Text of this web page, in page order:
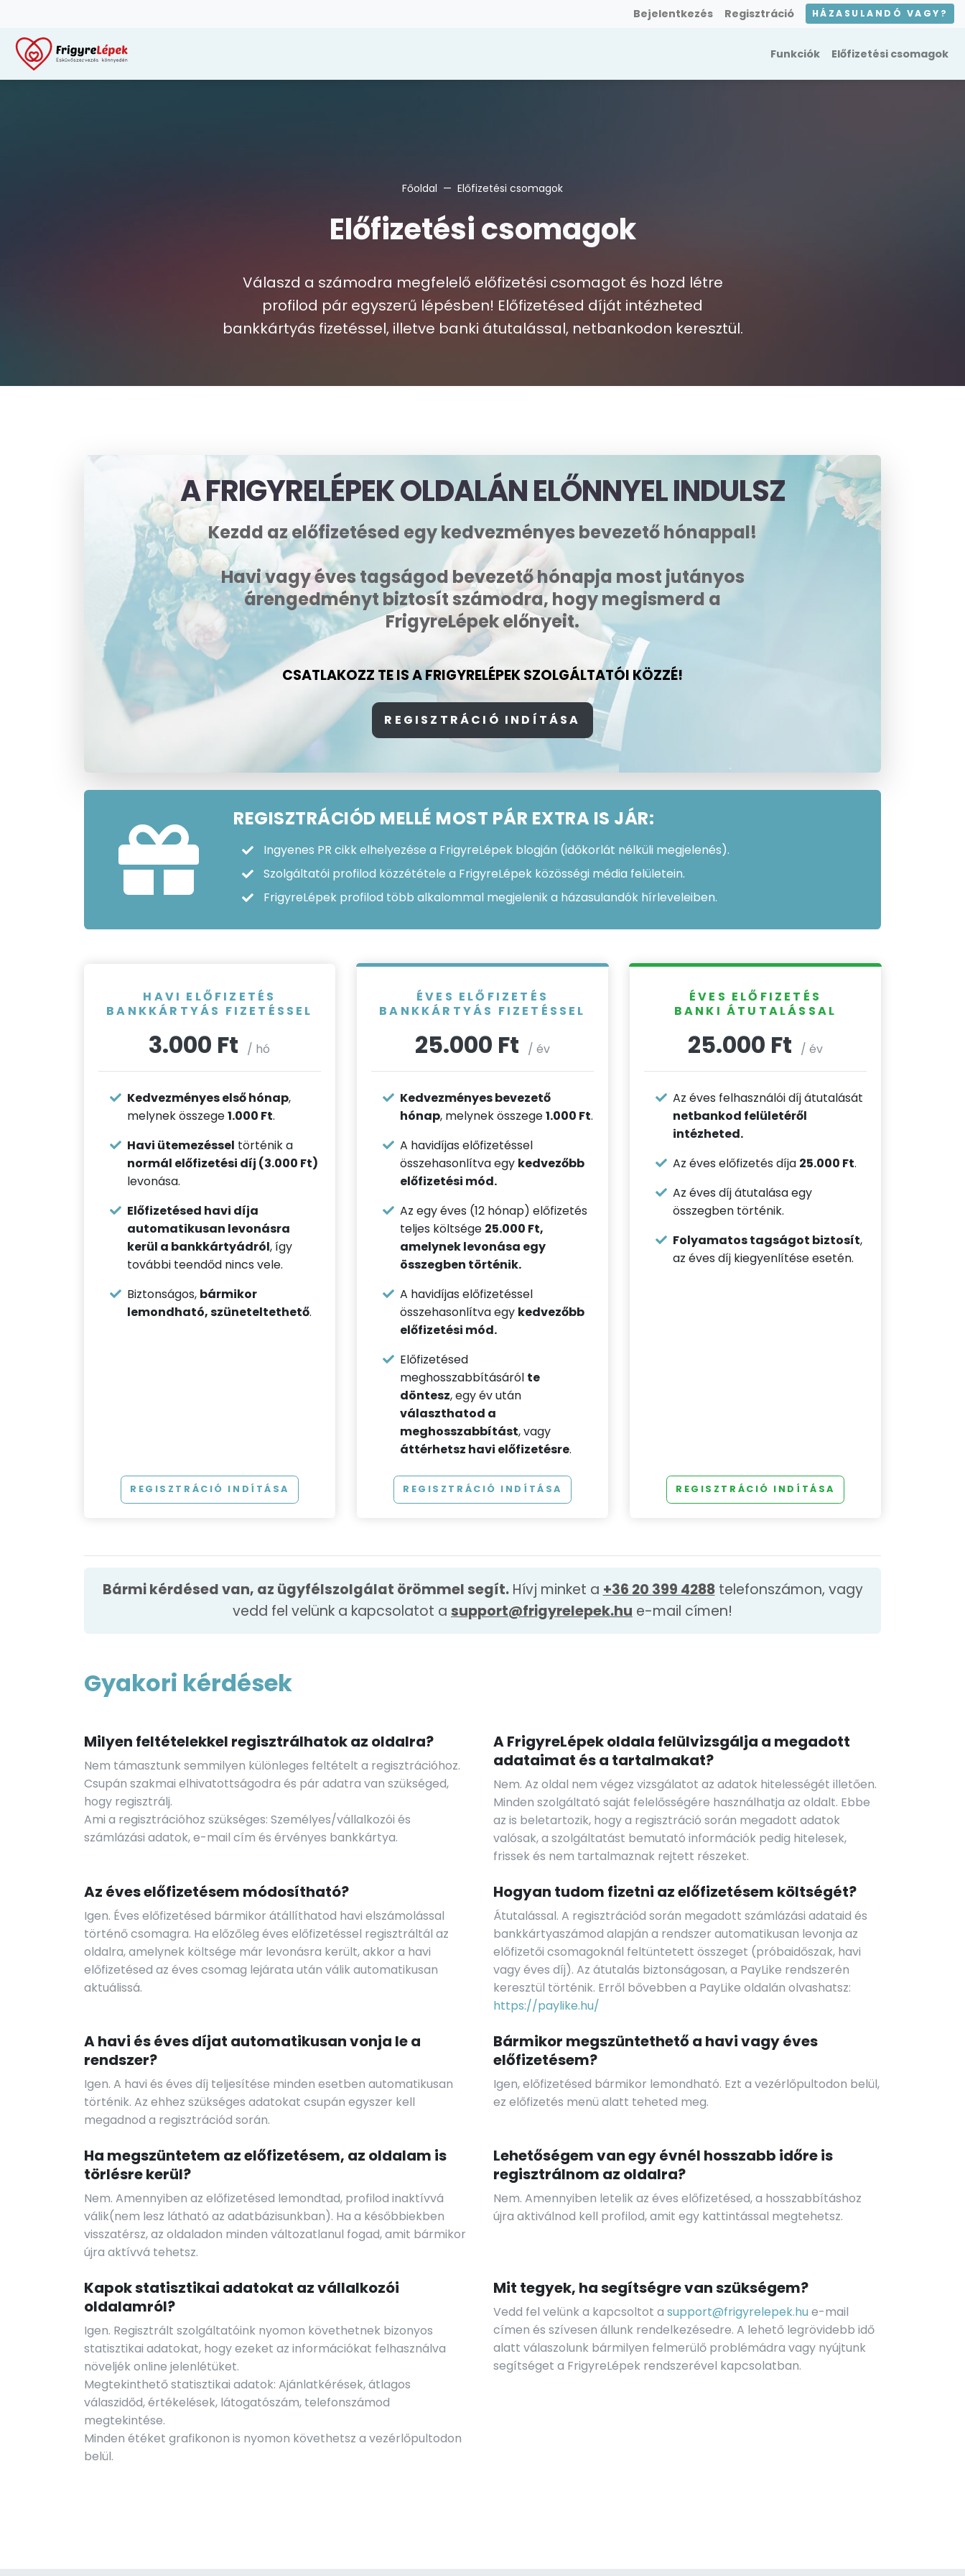
Bejelentkezés Regisztráció HÁZASULANDÓ VAGY?
Funkciók Előfizetési csomagok
Főoldal Előfizetési csomagok
Előfizetési csomagok
Válaszd a számodra megfelelő előfizetési csomagot és hozd létre
profilod pár egyszerű lépésben! Előfizetésed díját intézheted
bankkártyás fizetéssel, illetve banki átutalással, netbankodon keresztül.
A FRIGYRELÉPEK OLDALÁN ELŐNNYEL INDULSZ
Kezdd az előfizetésed egy kedvezményes bevezető hónappal!
Havi vagy éves tagságod bevezető hónapja most jutányos
árengedményt biztosít számodra, hogy megismerd a
FrigyreLépek előnyeit.
CSATLAKOZZ TE IS A FRIGYRELÉPEK SZOLGÁLTATÓI KÖZZÉ!
REGISZTRÁCIÓ INDÍTÁSA
REGISZTRÁCIÓD MELLÉ MOST PÁR EXTRA IS JÁR:
Ingyenes PR cikk elhelyezése a FrigyreLépek blogján (időkorlát nélküli megjelenés).
Szolgáltatói profilod közzététele a FrigyreLépek közösségi média felületein.
FrigyreLépek profilod több alkalommal megjelenik a házasulandók hírleveleiben.
HAVI ELŐFIZETÉS
BANKKÁRTYÁS FIZETÉSSEL
3.000 Ft / hó
Kedvezményes első hónap,
melynek összege1.000 Ft.
Havi ütemezéssel történik a
normál előfizetési díj (3.000 Ft)
levonása.
Előfizetésed havi díja
automatikusan levonásra
kerül a bankkártyádról, így
további teendőd nincs vele.
Biztonságos, bármikor
lemondható, szüneteltethető.
REGISZTRÁCIÓ INDÍTÁSA
ÉVES ELŐFIZETÉS
BANKKÁRTYÁS FIZETÉSSEL
25.000 Ft / év
Kedvezményes bevezető
hónap, melynek összege1.000 Ft.
A havidíjas előfizetéssel
összehasonlítva egy kedvezőbb
előfizetési mód.
Az egy éves (12 hónap) előfizetés
teljes költsége 25.000 Ft,
amelynek levonása egy
összegben történik.
A havidíjas előfizetéssel
összehasonlítva egy kedvezőbb
előfizetési mód.
Előfizetésed
meghosszabbításáról te
döntesz, egy év után
választhatod a
meghosszabbítást, vagy
áttérhetsz havi előfizetésre.
REGISZTRÁCIÓ INDÍTÁSA
ÉVES ELŐFIZETÉS
BANKI ÁTUTALÁSSAL
25.000 Ft / év
Az éves felhasználói díj átutalását
netbankod felületéről
intézheted.
Az éves előfizetés díja 25.000 Ft.
Az éves díj átutalása egy
összegben történik.
Folyamatos tagságot biztosít,
az éves díj kiegyenlítése esetén.
REGISZTRÁCIÓ INDÍTÁSA
Bármi kérdésed van, az ügyfélszolgálat örömmel segít.Hívj minket a +36 20 399 4288telefonszámon, vagy
vedd fel velünk a kapcsolatot a support@frigyrelepek.hu e-mail címen!
Gyakori kérdések
Milyen feltételekkel regisztrálhatok az oldalra?
Nem támasztunk semmilyen különleges feltételt a regisztrációhoz.
Csupán szakmai elhivatottságodra és pár adatra van szükséged,
hogy regisztrálj.
Ami a regisztrációhoz szükséges: Személyes/vállalkozói és
számlázási adatok, e-mail cím és érvényes bankkártya.
A FrigyreLépek oldala felülvizsgálja a megadott
adataimat és a tartalmakat?
Nem. Az oldal nem végez vizsgálatot az adatok hitelességét illetően.
Minden szolgáltató saját felelősségére használhatja az oldalt. Ebbe
az is beletartozik, hogy a regisztráció során megadott adatok
valósak, a szolgáltatást bemutató információk pedig hitelesek,
frissek és nem tartalmaznak rejtett részeket.
Az éves előfizetésem módosítható?
Igen. Éves előfizetésed bármikor átállíthatod havi elszámolással
történő csomagra. Ha előzőleg éves előfizetéssel regisztráltál az
oldalra, amelynek költsége már levonásra került, akkor a havi
előfizetésed az éves csomag lejárata után válik automatikusan
aktuálissá.
Hogyan tudom fizetni az előfizetésem költségét?
Átutalással. A regisztrációd során megadott számlázási adataid és
bankkártyaszámod alapján a rendszer automatikusan levonja az
előfizetői csomagoknál feltüntetett összeget (próbaidőszak, havi
vagy éves díj). Az átutalás biztonságosan, a PayLike rendszerén
keresztül történik. Erről bővebben a PayLike oldalán olvashatsz:
https://paylike.hu/
A havi és éves díjat automatikusan vonja le a
rendszer?
Igen. A havi és éves díj teljesítése minden esetben automatikusan
történik. Az ehhez szükséges adatokat csupán egyszer kell
megadnod a regisztrációd során.
Bármikor megszüntethető a havi vagy éves
előfizetésem?
Igen, előfizetésed bármikor lemondható. Ezt a vezérlőpultodon belül,
ez előfizetés menü alatt teheted meg.
Ha megszüntetem az előfizetésem, az oldalam is
törlésre kerül?
Nem. Amennyiben az előfizetésed lemondtad, profilod inaktívvá
válik(nem lesz látható az adatbázisunkban). Ha a későbbiekben
visszatérsz, az oldaladon minden változatlanul fogad, amit bármikor
újra aktívvá tehetsz.
Lehetőségem van egy évnél hosszabb időre is
regisztrálnom az oldalra?
Nem. Amennyiben letelik az éves előfizetésed, a hosszabbításhoz
újra aktiválnod kell profilod, amit egy kattintással megtehetsz.
Kapok statisztikai adatokat az vállalkozói
oldalamról?
Igen. Regisztrált szolgáltatóink nyomon követhetnek bizonyos
statisztikai adatokat, hogy ezeket az információkat felhasználva
növeljék online jelenlétüket.
Megtekinthető statisztikai adatok: Ajánlatkérések, átlagos
válaszidőd, értékelések, látogatószám, telefonszámod
megtekintése.
Minden étéket grafikonon is nyomon követhetsz a vezérlőpultodon
belül.
Mit tegyek, ha segítségre van szükségem?
Vedd fel velünk a kapcsoltot a support@frigyrelepek.hue-mail
címen és szívesen állunk rendelkezésedre. A lehető legrövidebb idő
alatt válaszolunk bármilyen felmerülő problémádra vagy nyújtunk
segítséget a FrigyreLépek rendszerével kapcsolatban.